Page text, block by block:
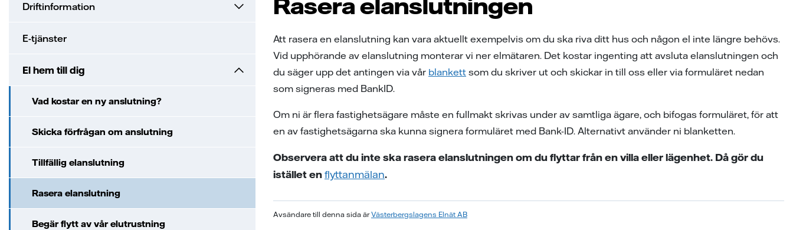
Att rasera en elanslutning kan vara aktuellt exempelvis om du ska riva ditt hus och någon el inte längre behövs.
Vid upphörande av elanslutning monterar vi ner elmätaren. Det kostar ingenting att avsluta elanslutningen och
du säger upp det antingen via vår blankett som du skriver ut och skickar in till oss eller via formuläret nedan
som signeras med BankID.
Om ni är flera fastighetsägare måste en fullmakt skrivas under av samtliga ägare, och bifogas formuläret, för att
en av fastighetsägarna ska kunna signera formuläret med Bank-ID. Alternativt använder ni blanketten.
Observera att du inte ska rasera elanslutningen om du flyttar från en villa eller lägenhet. Då gör du
istället enflyttanmälan.
Avsändare till denna sida ärVästerbergslagens Elnät AB
Driftinformation
E-tjänster
El hem till dig
Vad kostar en ny anslutning?
Skicka förfrågan om anslutning
Tillfällig elanslutning
Rasera elanslutning
Begär flytt av vår elutrustning